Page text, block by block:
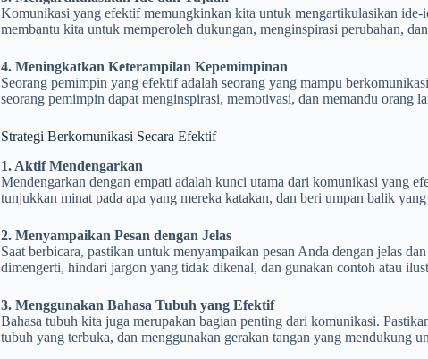
Komunikasi yang efektif memungkinkan kita untuk mengartikulasikan
membantu kita untuk memperoleh dukungan, menginspirasi perubahan,
4. Meningkatkan Keterampilan Kepemimpinan
Seorang pemimpin yang efektif adalah seorang yang mampu
seorang pemimpin dapat menginspirasi, memotivasi, dan memandu orang
Strategi Berkomunikasi Secara Efektif
1. Aktif Mendengarkan
Mendengarkan dengan empati adalah kunci utama dari komunikasi yang
tunjukkan minat pada apa yang mereka katakan, dan beri umpan balik
2. Menyampaikan Pesan dengan Jelas
Saat berbicara, pastikan untuk menyampaikan pesan Anda dengan jelas
dimengerti, hindari jargon yang tidak dikenal, dan gunakan contoh atau
3. Menggunakan Bahasa Tubuh yang Efektif
Bahasa tubuh kita juga merupakan bagian penting dari komunikasi.
tubuh yang terbuka, dan menggunakan gerakan tangan yang mendukung